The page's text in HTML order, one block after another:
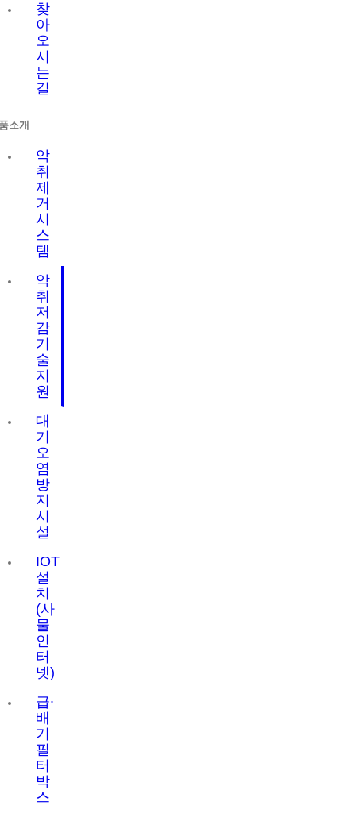
찾
아
오
시
는
길
소개
악
취
제
거
시
스
템
악
취
저
감
기
술
지
원
대
기
오
염
방
지
시
설
IOT
설
치
(사
물
인
터
넷)
급∙
배
기
필
터
박
스